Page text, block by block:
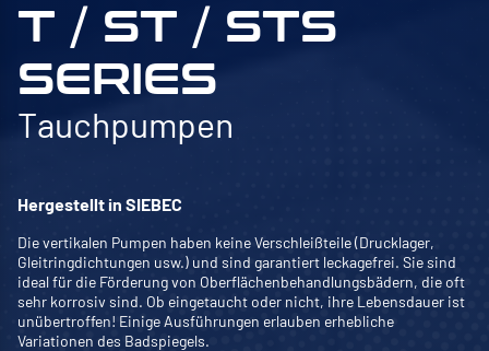
T / ST / STS
SERIES
Tauchpumpen
Hergestellt in SIEBEC
Die vertikalen Pumpen haben keine Verschleißteile (Drucklager,
Gleitringdichtungen usw.) und sind garantiert leckagefrei. Sie sind
ideal für die Förderung von Oberflächenbehandlungsbädern, die oft
sehr korrosiv sind. Ob eingetaucht oder nicht, ihre Lebensdauer ist
unübertroffen! Einige Ausführungen erlauben erhebliche
Variationen des Badspiegels.